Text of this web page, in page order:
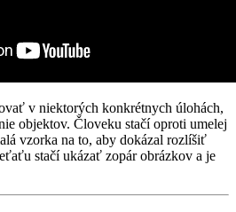
v niektorých konkrétnych úlohách,
objektov. Človeku stačí oproti umelej
vzorka na to, aby dokázal rozlíšiť
stačí ukázať zopár obrázkov a je